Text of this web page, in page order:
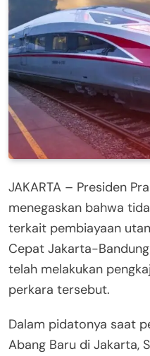
JAKARTA – Presiden
menegaskan bahwa
terkait pembiayaan
Cepat Jakarta-
telah melakukan
perkara tersebut.
Dalam pidatonya saat
Abang Baru di Jakarta,